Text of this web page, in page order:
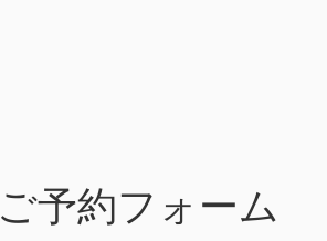
ご予約フォーム